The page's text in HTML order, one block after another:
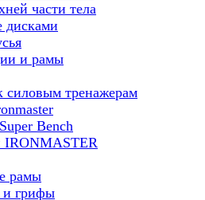
части тела
дисками
и рамы
силовым тренажерам
Bench
IRONMASTER
рамы
грифы